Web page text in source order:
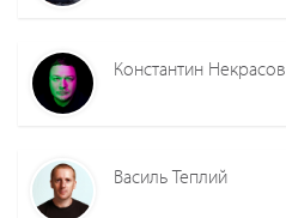
Константин Некрасов
Василь Теплий